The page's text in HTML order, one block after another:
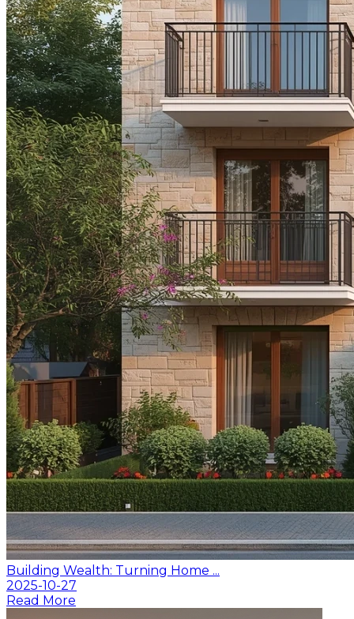
Building Wealth: Turning Home ...
2025-10-27
Read More